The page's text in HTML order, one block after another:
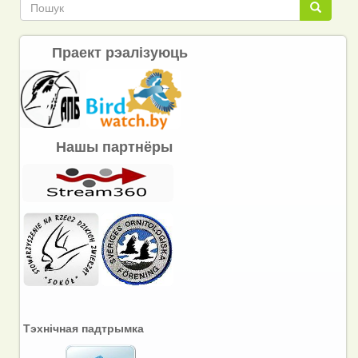
Пошук
Праект рэалізуюць
Нашы партнёры
Тэхнічная падтрымка